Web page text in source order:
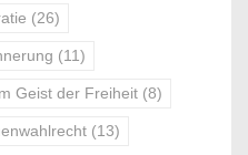
(26)
(11)
Geist der Freiheit (8)
(13)